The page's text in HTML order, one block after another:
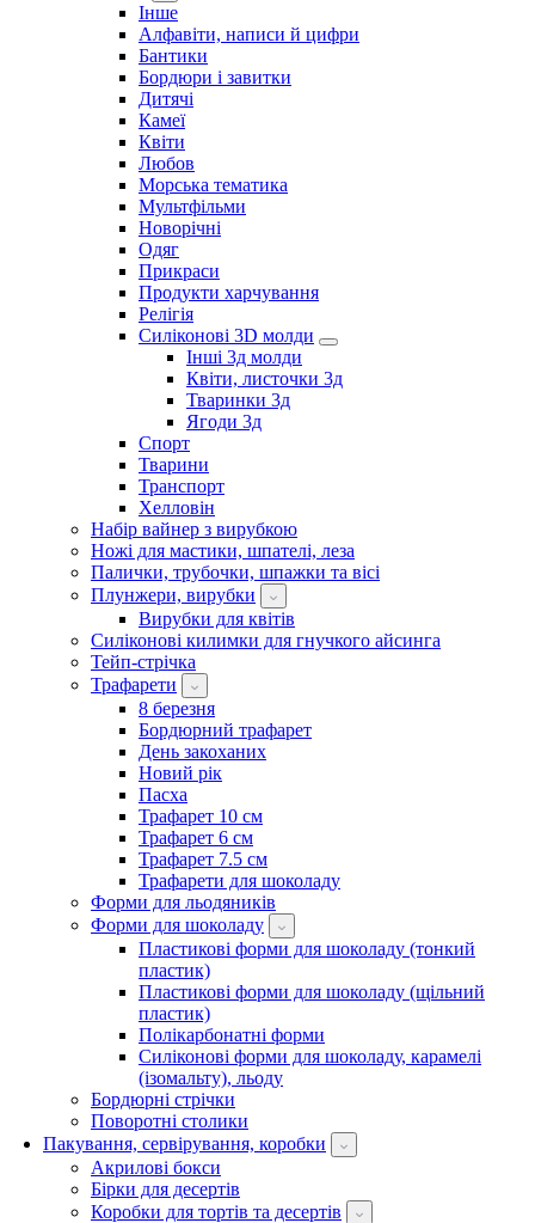
Інше
Алфавіти, написи й цифри
Бантики
Бордюри і завитки
Дитячі
Камеї
Квіти
Любов
Морська тематика
Мультфільми
Новорічні
Одяг
Прикраси
Продукти харчування
Релігія
Силіконові 3D молди
Інші 3д молди
Квіти, листочки 3д
Тваринки 3д
Ягоди 3д
Спорт
Тварини
Транспорт
Хелловін
Набір вайнер з вирубкою
Ножі для мастики, шпателі, леза
Палички, трубочки, шпажки та вісі
Плунжери, вирубки
Вирубки для квітів
Силіконові килимки для гнучкого айсинга
Тейп-стрічка
Трафарети
8 березня
Бордюрний трафарет
День закоханих
Новий рік
Пасха
Трафарет 10 см
Трафарет 6 см
Трафарет 7.5 см
Трафарети для шоколаду
Форми для льодяників
Форми для шоколаду
Пластикові форми для шоколаду (тонкий
пластик)
Пластикові форми для шоколаду (щільний
пластик)
Полікарбонатні форми
Силіконові форми для шоколаду, карамелі
(ізомальту), льоду
Бордюрні стрічки
Поворотні столики
Пакування, сервірування, коробки
Акрилові бокси
Бірки для десертів
Коробки для тортів та десертів